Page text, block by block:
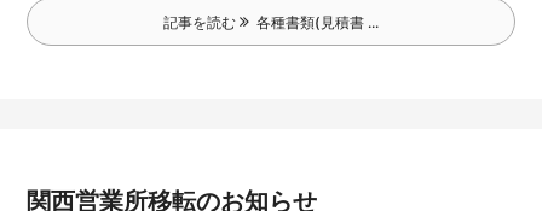
記事を読む 各種書類(見積書 ...
関西営業所移転のお知らせ